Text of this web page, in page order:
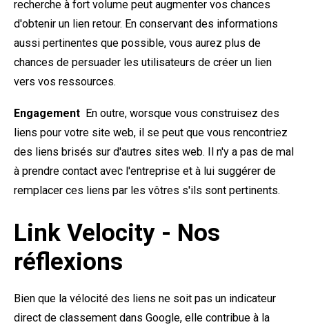
recherche à fort volume peut augmenter vos chances
d'obtenir un lien retour. En conservant des informations
aussi pertinentes que possible, vous aurez plus de
chances de persuader les utilisateurs de créer un lien
vers vos ressources.
Engagement En outre, worsque vous construisez des
liens pour votre site web, il se peut que vous rencontriez
des liens brisés sur d'autres sites web. Il n'y a pas de mal
à prendre contact avec l'entreprise et à lui suggérer de
remplacer ces liens par les vôtres s'ils sont pertinents.
Link Velocity - Nos
réflexions
Bien que la vélocité des liens ne soit pas un indicateur
direct de classement dans Google, elle contribue à la